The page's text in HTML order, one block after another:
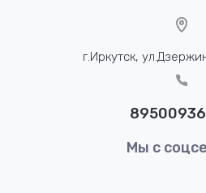
г.Иркутск,
Мы с